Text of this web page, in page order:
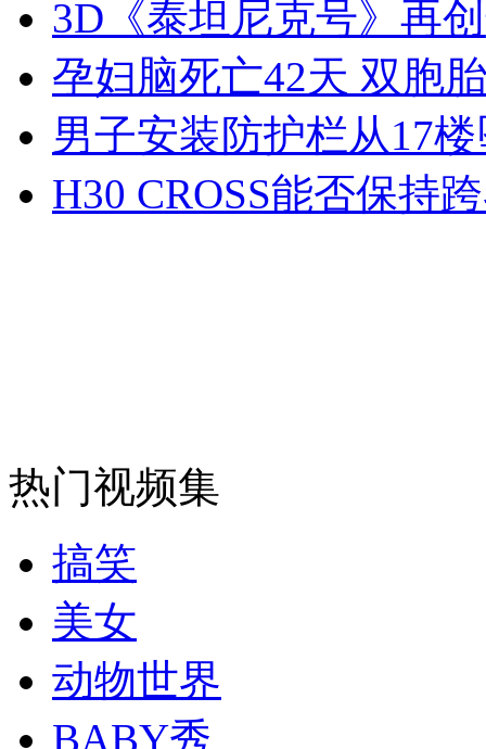
外交部：有关国家言论片面不公正
安徽一实载49人客车翻车
纽约上演“枕头大战”
司机酒驾遇交警 急速倒车逃窜
3D《泰坦尼克号》再创
孕妇脑死亡42天 双胞
男子安装防护栏从17
H30 CROSS能否保持
热门视频集
搞笑
美女
动物世界
BABY秀